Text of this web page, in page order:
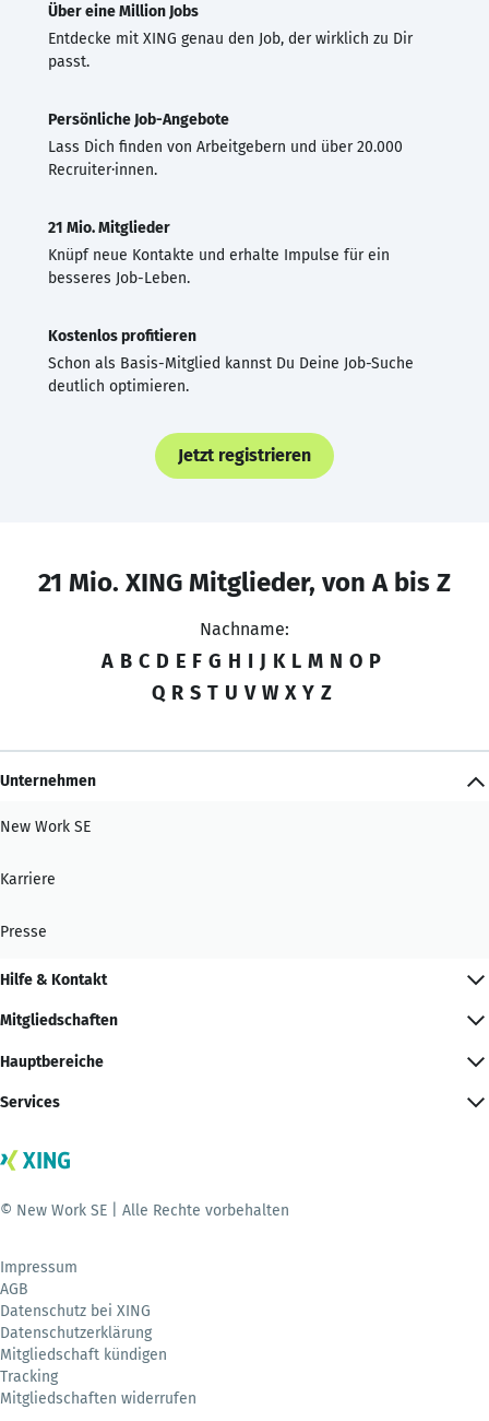
Über eine Million Jobs
Entdecke mit XING genau den Job, der wirklich zu Dir
passt.
Persönliche Job-Angebote
Lass Dich finden von Arbeitgebern und über 20.000
Recruiter·innen.
21 Mio. Mitglieder
Knüpf neue Kontakte und erhalte Impulse für ein
besseres Job-Leben.
Kostenlos profitieren
Schon als Basis-Mitglied kannst Du Deine Job-Suche
deutlich optimieren.
Jetzt registrieren
21 Mio. XING Mitglieder, von A bis Z
Nachname:
A B C D E F G H I J K L M N O P
Q R S T U V W X Y Z
Unternehmen
New Work SE
Karriere
Presse
Hilfe & Kontakt
Mitgliedschaften
Hauptbereiche
Services
© New Work SE | Alle Rechte vorbehalten
Impressum
AGB
Datenschutz bei XING
Datenschutzerklärung
Mitgliedschaft kündigen
Tracking
Mitgliedschaften widerrufen